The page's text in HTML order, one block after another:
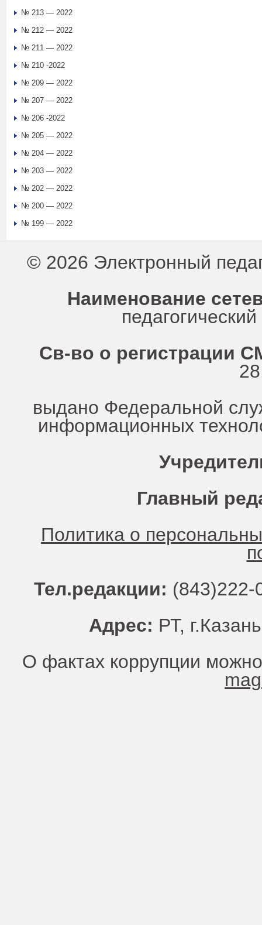
№ 213 — 2022
№ 212 — 2022
№ 211 — 2022
№ 210 -2022
№ 209 — 2022
№ 207 — 2022
№ 206 -2022
№ 205 — 2022
№ 204 — 2022
№ 203 — 2022
№ 202 — 2022
№ 200 — 2022
№ 199 — 2022
© 2026 Электронный
Наименование
Св-во о регистрации
выдано Федеральной
информационных
Главный
Политика о
Тел.редакции:
Адрес: РТ,
О фактах коррупции